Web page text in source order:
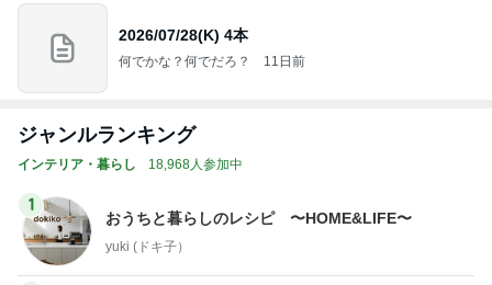
2026/07/28(K) 4本
何でかな？何でだろ？ 11日前
ジャンルランキング
インテリア・暮らし 18,968人参加中
1
おうちと暮らしのレシピ 〜HOME&LIFE〜
yuki (ドキ子）